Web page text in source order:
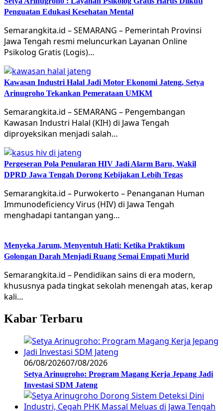
Penguatan Edukasi Kesehatan Mental
Semarangkita.id – SEMARANG – Pemerintah Provinsi
Jawa Tengah resmi meluncurkan Layanan Online
Psikolog Gratis (Logis)…
Kawasan Industri Halal Jadi Motor Ekonomi Jateng, Setya
Arinugroho Tekankan Pemerataan UMKM
Semarangkita.id – SEMARANG – Pengembangan
Kawasan Industri Halal (KIH) di Jawa Tengah
diproyeksikan menjadi salah…
Pergeseran Pola Penularan HIV Jadi Alarm Baru, Wakil
DPRD Jawa Tengah Dorong Kebijakan Lebih Tegas
Semarangkita.id – Purwokerto – Penanganan Human
Immunodeficiency Virus (HIV) di Jawa Tengah
menghadapi tantangan yang…
Menyeka Jarum, Menyentuh Hati: Ketika Praktikum
Golongan Darah Menjadi Ruang Semai Empati Murid
Semarangkita.id – Pendidikan sains di era modern,
khususnya pada tingkat sekolah menengah atas, kerap
kali…
Kabar Terbaru
06/08/202607/08/2026
Setya Arinugroho: Program Magang Kerja Jepang Jadi
Investasi SDM Jateng